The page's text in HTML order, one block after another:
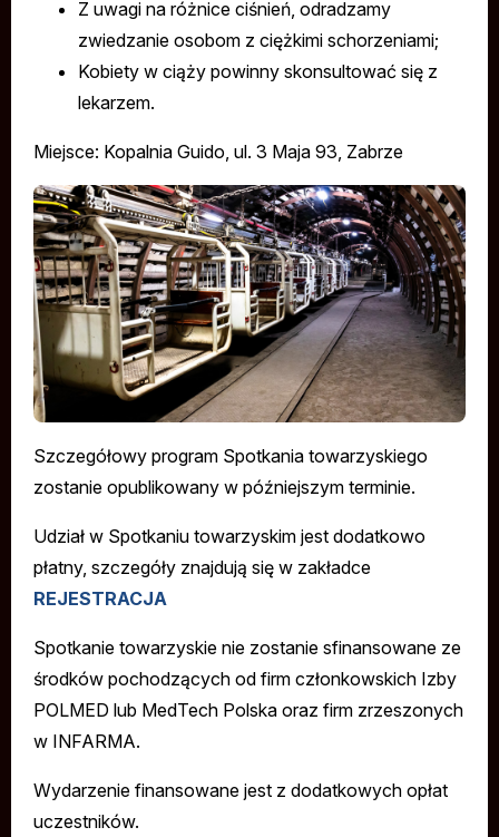
Z uwagi na różnice ciśnień, odradzamy
zwiedzanie osobom z ciężkimi schorzeniami;
Kobiety w ciąży powinny skonsultować się z
lekarzem.
Miejsce: Kopalnia Guido, ul. 3 Maja 93, Zabrze
Szczegółowy program Spotkania towarzyskiego
zostanie opublikowany w późniejszym terminie.
Udział w Spotkaniu towarzyskim jest dodatkowo
płatny, szczegóły znajdują się w zakładce
REJESTRACJA
Spotkanie towarzyskie nie zostanie sfinansowane ze
środków pochodzących od firm członkowskich Izby
POLMED lub MedTech Polska oraz firm zrzeszonych
w INFARMA.
Wydarzenie finansowane jest z dodatkowych opłat
uczestników.